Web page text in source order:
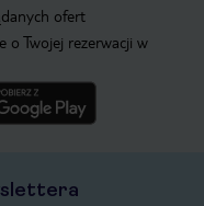
ofert
o Twojej rezerwacji w